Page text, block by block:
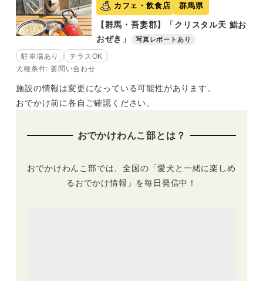
カフェ・飲食店 群馬県
【群馬・吾妻郡】「クリスタル天 鮨お
おぜき」
写真レポートあり
駐車場あり
テラスOK
犬種条件: 要問い合わせ
施設の情報は変更になっている可能性があります。
おでかけ前に各自ご確認ください。
おでかけわんこ部とは？
おでかけわんこ部では、全国の「愛犬と一緒に楽しめ
るおでかけ情報」を毎日発信中！